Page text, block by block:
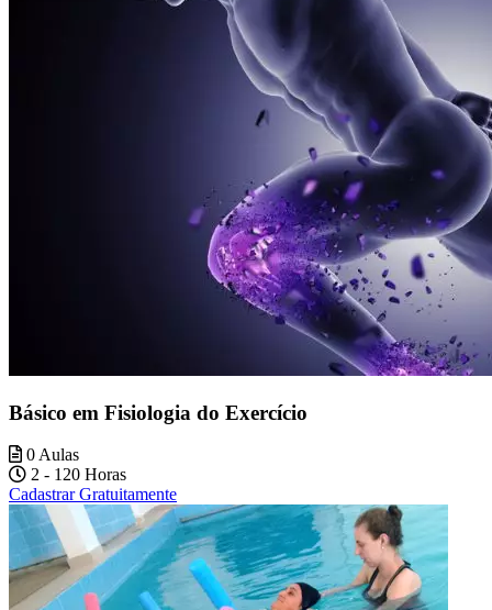
Básico em Fisiologia do Exercício
0 Aulas
2 - 120 Horas
Cadastrar Gratuitamente